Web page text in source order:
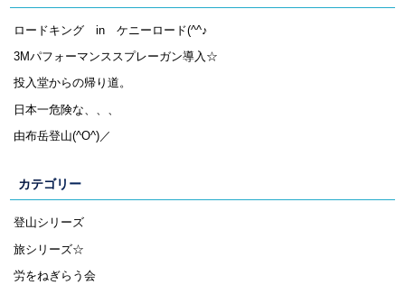
ロードキング in ケニーロード(^^♪
3Mパフォーマンススプレーガン導入☆
投入堂からの帰り道。
日本一危険な、、、
由布岳登山(^O^)／
カテゴリー
登山シリーズ
旅シリーズ☆
労をねぎらう会